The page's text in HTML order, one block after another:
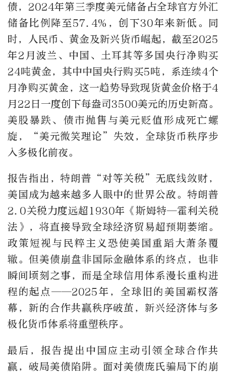
债，2024年第三季度美元储备占全球官方外汇
储备比例降至57.4%，创下30年来新低。同
时，人民币、黄金及新兴货币崛起，截至2025
年2月波兰、中国、土耳其等多国央行净购买
24吨黄金，其中中国央行购买5吨，系连续4个
月净购买黄金，这一趋势导致现货黄金价格于4
月22日一度创下每盎司3500美元的历史新高。
美股暴跌、债市抛售与美元贬值形成死亡螺
旋，“美元微笑理论”失效，全球货币秩序步
入多极化前夜。
报告指出，特朗普“对等关税”无底线敛财，
美国成为越来越多人眼中的世界公敌。特朗普
2.0关税力度远超1930年《斯姆特—霍利关税
法》，将直接导致全球经济贸易超预期萎缩。
政策短视与民粹主义恐使美国重蹈大萧条覆
辙。但美债崩盘非国际金融体系的终点，也非
瞬间顷刻之事，而是全球信用体系漫长重构进
程的起点——2025年，全球旧的美国霸权落
幕，新的合作共赢秩序破茧，新兴经济体与多
极化货币体系将重塑秩序。
最后，报告提出中国应主动引领全球合作共
赢，破局美债陷阱。面对美债庞氏骗局下的崩